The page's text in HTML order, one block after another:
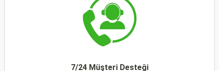
7/24 Müşteri Desteği